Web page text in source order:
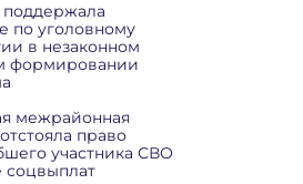
по уголовному
в незаконном
формировании
межрайонная
право
участника СВО
соцвыплат